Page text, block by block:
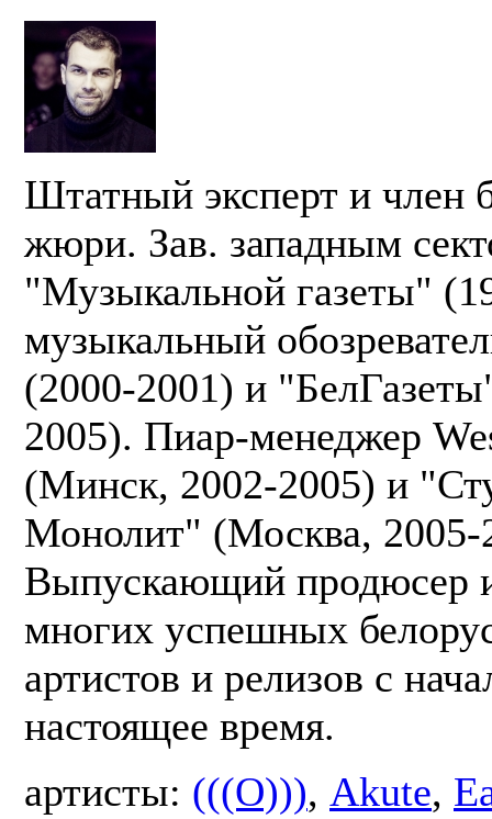
Штатный эксперт и член
жюри. Зав. западным
"Музыкальной газеты"
музыкальный
(2000-2001) и
2005). Пиар-менеджер
(Минск, 2002-2005) и
Монолит" (Москва, 2005-
Выпускающий продюсер
многих успешных
артистов и релизов c
настоящее время.
артисты: (((O))), Akute,